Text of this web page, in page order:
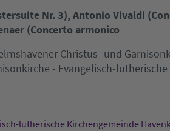
Nr. 3), Antonio Vivaldi
(Concerto armonico
Christus- und
- Evangelisch-
lutherische Kirchengemeinde